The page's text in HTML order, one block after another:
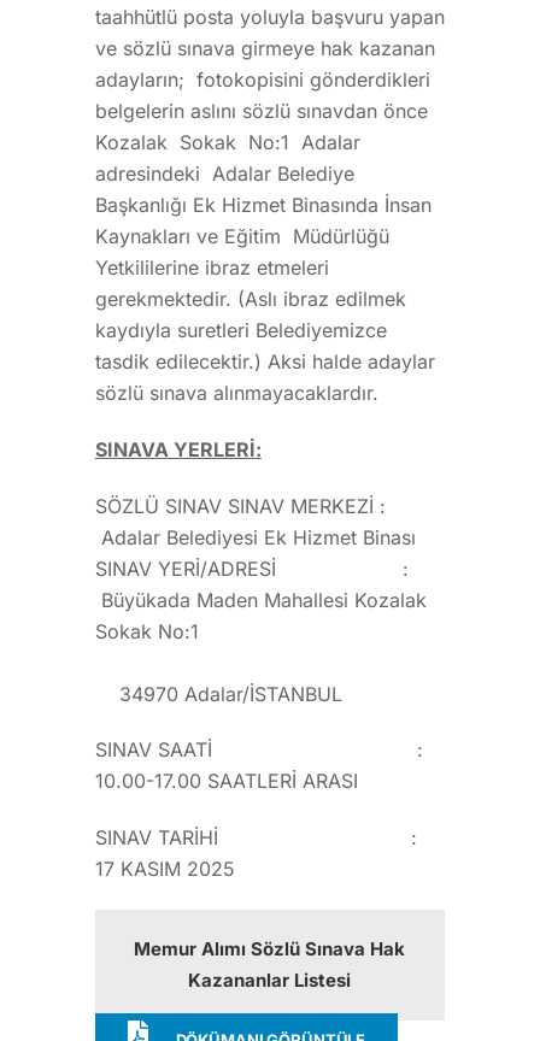
taahhütlü posta yoluyla başvuru yapan
ve sözlü sınava girmeye hak kazanan
adayların; fotokopisini gönderdikleri
belgelerin aslını sözlü sınavdan önce
Kozalak Sokak No:1 Adalar
adresindeki Adalar Belediye
Başkanlığı Ek Hizmet Binasında İnsan
Kaynakları ve Eğitim Müdürlüğü
Yetkililerine ibraz etmeleri
gerekmektedir. (Aslı ibraz edilmek
kaydıyla suretleri Belediyemizce
tasdik edilecektir.) Aksi halde adaylar
sözlü sınava alınmayacaklardır.
SINAVA YERLERİ:
SÖZLÜ SINAV SINAV MERKEZİ :
Adalar Belediyesi Ek Hizmet Binası
SINAV YERİ/ADRESİ :
Büyükada Maden Mahallesi Kozalak
Sokak No:1
34970 Adalar/İSTANBUL
SINAV SAATİ :
10.00-17.00 SAATLERİ ARASI
SINAV TARİHİ :
17 KASIM 2025
Memur Alımı Sözlü Sınava Hak
Kazananlar Listesi